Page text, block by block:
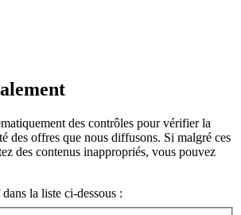
des contrôles pour vérifier la
des offres que nous diffusons. Si malgré ces
des contenus inappropriés, vous pouvez
la liste ci-dessous :